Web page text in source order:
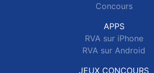
Concours
APPS
RVA sur iPhone
RVA sur Android
JEUX CONCOURS